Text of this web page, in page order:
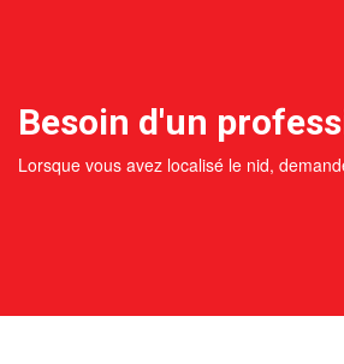
Besoin d'un
Lorsque vous avez localisé le nid,